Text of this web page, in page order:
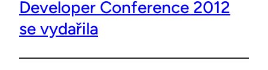
Developer Conference 2012
se vydařila